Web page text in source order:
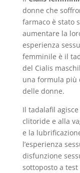
donne che
farmaco è stato
aumentare la
esperienza
femminile è il
del Cialis
una formula più
delle donne.
Il tadalafil
clitoride e alla
e la
l’esperienza
disfunzione
sottoposto a